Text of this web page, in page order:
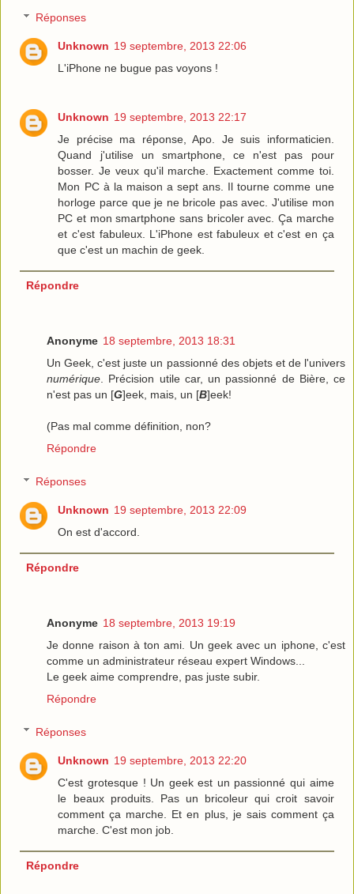
Réponses
Unknown 19 septembre, 2013 22:06
L'iPhone ne bugue pas voyons !
Unknown 19 septembre, 2013 22:17
Je précise ma réponse, Apo. Je suis informaticien.
Quand j'utilise un smartphone, ce n'est pas pour
bosser. Je veux qu'il marche. Exactement comme toi.
Mon PC à la maison a sept ans. Il tourne comme une
horloge parce que je ne bricole pas avec. J'utilise mon
PC et mon smartphone sans bricoler avec. Ça marche
et c'est fabuleux. L'iPhone est fabuleux et c'est en ça
que c'est un machin de geek.
Répondre
Anonyme 18 septembre, 2013 18:31
Un Geek, c'est juste un passionné des objets et de l'univers
numérique. Précision utile car, un passionné de Bière, ce
n'est pas un [G]eek, mais, un [B]eek!
(Pas mal comme définition, non?
Répondre
Réponses
Unknown 19 septembre, 2013 22:09
On est d'accord.
Répondre
Anonyme 18 septembre, 2013 19:19
Je donne raison à ton ami. Un geek avec un iphone, c'est
comme un administrateur réseau expert Windows...
Le geek aime comprendre, pas juste subir.
Répondre
Réponses
Unknown 19 septembre, 2013 22:20
C'est grotesque ! Un geek est un passionné qui aime
le beaux produits. Pas un bricoleur qui croit savoir
comment ça marche. Et en plus, je sais comment ça
marche. C'est mon job.
Répondre